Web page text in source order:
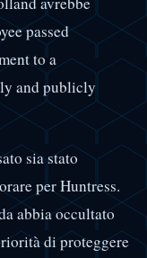
passed
to a
and publicly
sia stato
per Huntress.
abbia occultato
di proteggere